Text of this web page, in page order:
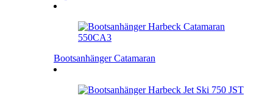
Bootsanhänger Catamaran